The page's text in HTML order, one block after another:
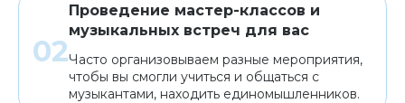
Проведение мастер-классов и
музыкальных встреч для вас
Часто организовываем разные мероприятия,
чтобы вы смогли учиться и общаться с
музыкантами, находить единомышленников.